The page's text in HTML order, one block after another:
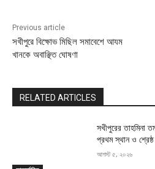
Previous article
সখীপুরে বিক্ষোভ মিছিল সমাবেশে আযম
খানকে অবাঞ্ছিত ঘোষণা
RELATED ARTICLES
সখীপুরের তাহমিনা
প্রথম স্থান ও শ্রেষ্ঠ
আগস্ট ৫, ২০২৬